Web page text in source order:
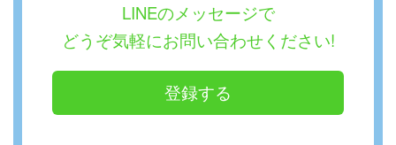
LINEのメッセージで
どうぞ気軽にお問い合わせください!
登録する